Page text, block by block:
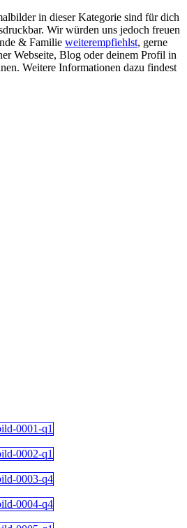
in dieser Kategorie sind für dich
Wir würden uns jedoch freuen
& Familie weiterempfiehlst, gerne
Webseite, Blog oder deinem Profil in
Weitere Informationen dazu findest